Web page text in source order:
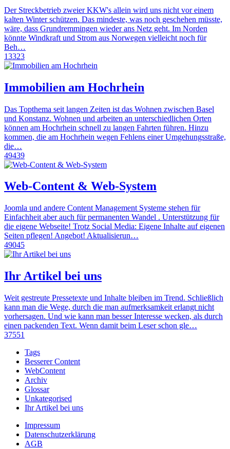
Der Streckbetrieb zweier KKW's allein wird uns nicht vor einem
kalten Winter schützen. Das mindeste, was noch geschehen müsste,
wäre, dass Grundremmingen wieder ans Netz geht. Im Norden
könnte Windkraft und Strom aus Norwegen vielleicht noch für
Beh…
13323
Immobilien am Hochrhein
Das Topthema seit langen Zeiten ist das Wohnen zwischen Basel
und Konstanz. Wohnen und arbeiten an unterschiedlichen Orten
können am Hochrhein schnell zu langen Fahrten führen. Hinzu
kommen, die am Hochrhein wegen Fehlens einer Umgehungsstraße,
die…
49439
Web-Content & Web-System
Joomla und andere Content Management Systeme stehen für
Einfachheit aber auch für permanenten Wandel . Unterstützung für
die eigene Webseite! Trotz Social Media: Eigene Inhalte auf eigenen
Seiten pflegen! Angebot! Aktualisierun…
49045
Ihr Artikel bei uns
Weit gestreute Pressetexte und Inhalte bleiben im Trend. Schließlich
kann man die Wege, durch die man aufmerksamkeit erlangt nicht
vorhersagen. Und wie kann man besser Interesse wecken, als durch
einen packenden Text. Wenn damit beim Leser schon gle…
37551
Tags
Besserer Content
WebContent
Archiv
Glossar
Unkategorised
Ihr Artikel bei uns
Impressum
Datenschutzerklärung
AGB